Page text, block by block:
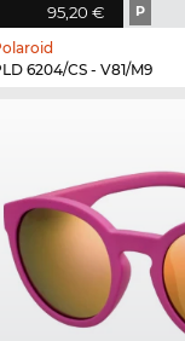
95,20 € P
6204/CS - V81/M9